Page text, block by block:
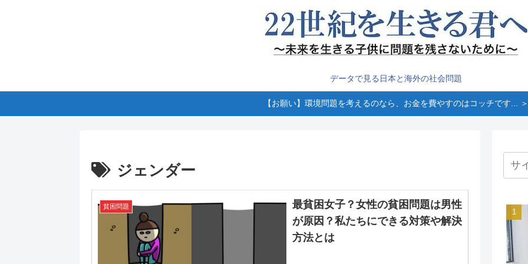
データで見る日本と海外の社会問題
【お願い】環境問題を考えるのなら、お金を費やすのはコッチです... ＞
ジェンダー
貧困問題
最貧困女子？女性の貧困問題は男性
が原因？私たちにできる対策や解決
方法とは